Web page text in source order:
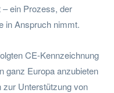
ein Prozess, der
in Anspruch nimmt.
CE-Kennzeichnung
ganz Europa anzubieten
zur Unterstützung von